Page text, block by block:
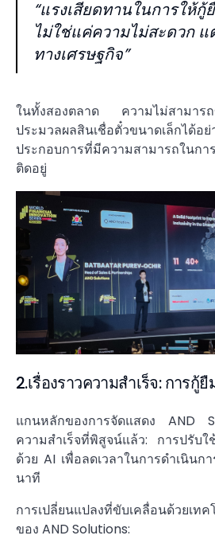
“แรงเสียดทานในการให้
ไม่ใช่แค่ความไม่สะดวก
ทางเศรษฐกิจ”
ในทั้งสองตลาด ความไม่สามารถ
ประมวลผลสินเชื่อตั๋วขนาดเล็กได้อ
ประกอบการที่มีความสามารถในกา
ติดอยู่
2.เรื่องราวความสำเร็จ: การกู้
แกนหลักของการจัดแสดง AND
ความสำเร็จที่พิสูจน์แล้ว: การปรับใ
ด้วย AI เพื่อลดเวลาในการดำเนินก
นาที
การเปลี่ยนแปลงที่ขับเคลื่อนด้วยเท
ของ AND Solutions: